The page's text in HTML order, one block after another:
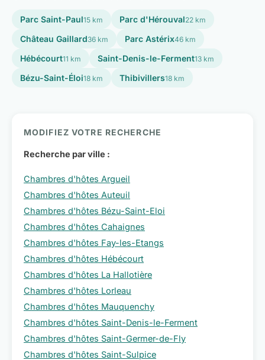
Parc Saint-Paul15 km Parc d'Hérouval22 km
Château Gaillard36 km Parc Astérix46 km
Hébécourt11 km Saint-Denis-le-Ferment13 km
Bézu-Saint-Éloi18 km Thibivillers18 km
MODIFIEZ VOTRE RECHERCHE
Recherche par ville :
Chambres d'hôtes Argueil
Chambres d'hôtes Auteuil
Chambres d'hôtes Bézu-Saint-Eloi
Chambres d'hôtes Cahaignes
Chambres d'hôtes Fay-les-Etangs
Chambres d'hôtes Hébécourt
Chambres d'hôtes La Hallotière
Chambres d'hôtes Lorleau
Chambres d'hôtes Mauquenchy
Chambres d'hôtes Saint-Denis-le-Ferment
Chambres d'hôtes Saint-Germer-de-Fly
Chambres d'hôtes Saint-Sulpice